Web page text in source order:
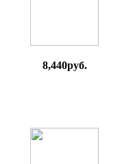
8,440руб.